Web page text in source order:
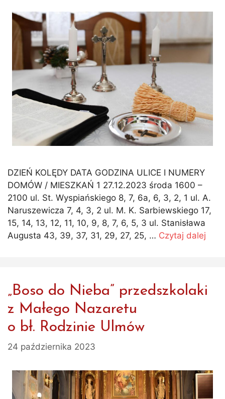
DZIEŃ KOLĘDY DATA GODZINA ULICE I NUMERY
DOMÓW / MIESZKAŃ 1 27.12.2023 środa 1600 –
2100 ul. St. Wyspiańskiego 8, 7, 6a, 6, 3, 2, 1 ul. A.
Naruszewicza 7, 4, 3, 2 ul. M. K. Sarbiewskiego 17,
15, 14, 13, 12, 11, 10, 9, 8, 7, 6, 5, 3 ul. Stanisława
Augusta 43, 39, 37, 31, 29, 27, 25, … Czytaj dalej
„Boso do Nieba” przedszkolaki
z Małego Nazaretu
o bł. Rodzinie Ulmów
24 października 2023